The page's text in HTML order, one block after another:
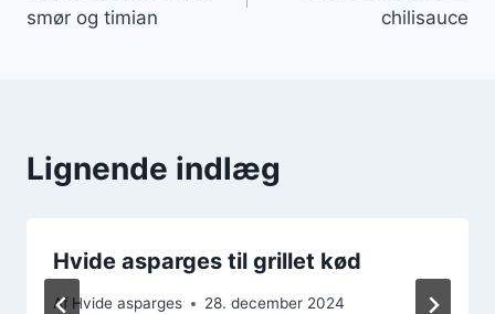
smør og timian
chilisauce
Lignende indlæg
Hvide asparges til grillet kød
Af Hvide asparges 28. december 2024